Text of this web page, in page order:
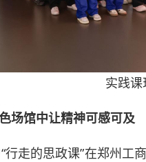
实践课
场馆中让精神可感可及
行走的思政课”在郑州